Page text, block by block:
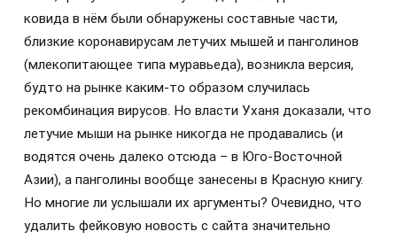
ковида в нём были обнаружены составные части,
близкие коронавирусам летучих мышей и панголинов
(млекопитающее типа муравьеда), возникла версия,
будто на рынке каким-то образом случилась
рекомбинация вирусов. Но власти Уханя доказали, что
летучие мыши на рынке никогда не продавались (и
водятся очень далеко отсюда – в Юго-Восточной
Азии), а панголины вообще занесены в Красную книгу.
Но многие ли услышали их аргументы? Очевидно, что
удалить фейковую новость с сайта значительно